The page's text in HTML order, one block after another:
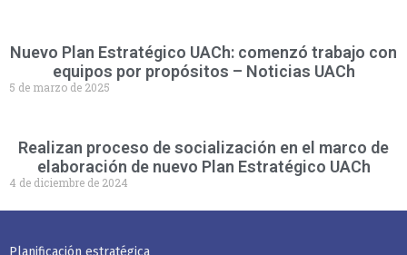
Nuevo Plan Estratégico UACh: comenzó trabajo con
equipos por propósitos – Noticias UACh
5 de marzo de 2025
Realizan proceso de socialización en el marco de
elaboración de nuevo Plan Estratégico UACh
4 de diciembre de 2024
Planificación estratégica